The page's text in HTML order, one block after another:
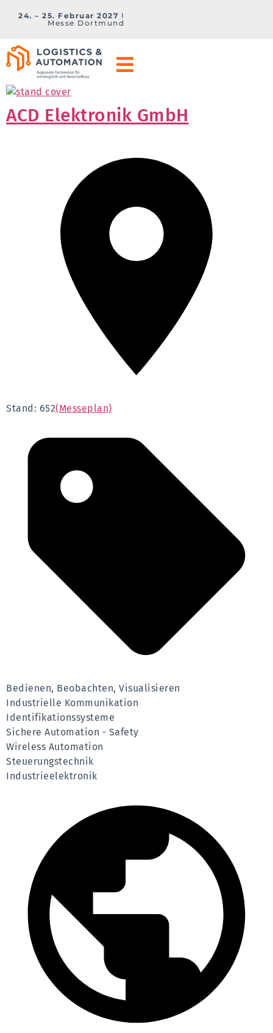
24. – 25. Februar 2027 I
Messe Dortmund
ACD Elektronik GmbH
Stand: 652(Messeplan)
Bedienen, Beobachten, Visualisieren
Industrielle Kommunikation
Identifikationssysteme
Sichere Automation - Safety
Wireless Automation
Steuerungstechnik
Industrieelektronik